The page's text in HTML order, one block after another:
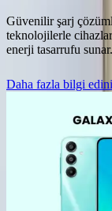
Güvenilir şarj
teknolojilerle
enerji tasarrufu sunar.
Daha fazla bilgi